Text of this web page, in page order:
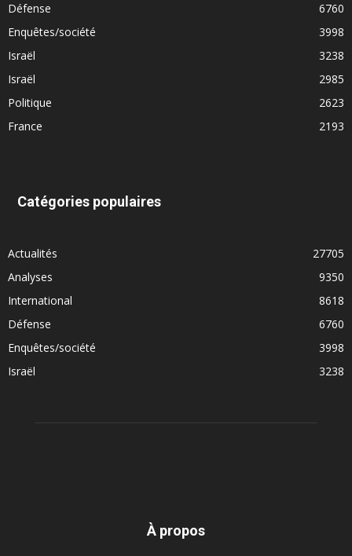
Défense
6760
Enquêtes/société
3998
Israël
3238
Israël
2985
Politique
2623
France
2193
Catégories populaires
Actualités
27705
Analyses
9350
International
8618
Défense
6760
Enquêtes/société
3998
Israël
3238
À propos